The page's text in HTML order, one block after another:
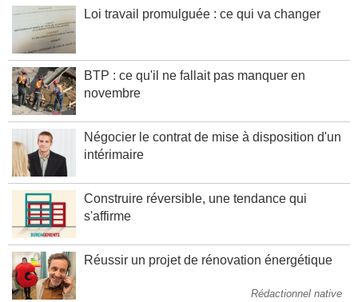
Loi travail promulguée : ce qui va changer
BTP : ce qu'il ne fallait pas manquer en
novembre
Négocier le contrat de mise à disposition d'un
intérimaire
Construire réversible, une tendance qui
s'affirme
Réussir un projet de rénovation énergétique
Rédactionnel native